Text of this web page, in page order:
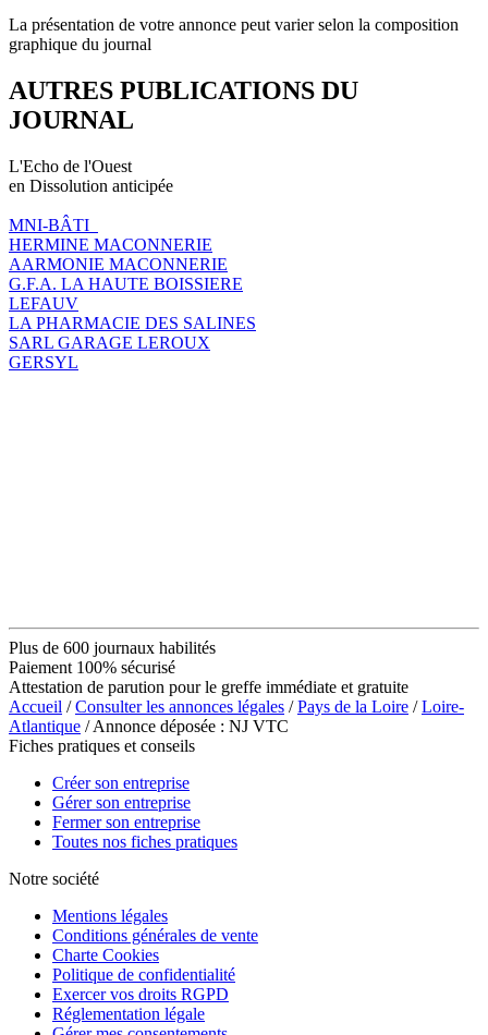
La présentation de votre annonce peut varier selon la composition
graphique du journal
AUTRES PUBLICATIONS DU
JOURNAL
L'Echo de l'Ouest
en Dissolution anticipée
MNI-BÂTI
HERMINE MACONNERIE
AARMONIE MACONNERIE
G.F.A. LA HAUTE BOISSIERE
LEFAUV
LA PHARMACIE DES SALINES
SARL GARAGE LEROUX
GERSYL
Plus de 600 journaux habilités
Paiement 100% sécurisé
Attestation de parution pour le greffe immédiate et gratuite
Accueil /Consulter les annonces légales /Pays de la Loire /Loire-
Atlantique / Annonce déposée : NJ VTC
Fiches pratiques et conseils
Créer son entreprise
Gérer son entreprise
Fermer son entreprise
Toutes nos fiches pratiques
Notre société
Mentions légales
Conditions générales de vente
Charte Cookies
Politique de confidentialité
Exercer vos droits RGPD
Réglementation légale